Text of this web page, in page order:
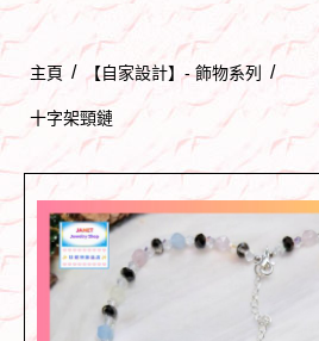
主頁 / 【自家設計】- 飾物系列 /
十字架頸鏈